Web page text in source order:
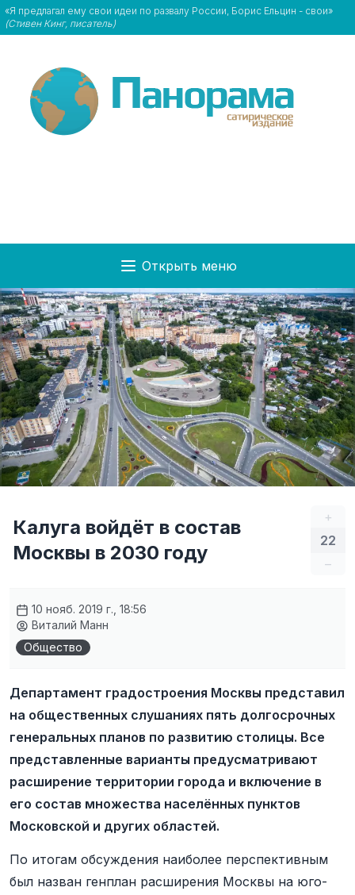
«Я предлагал ему свои идеи по развалу России, Борис Ельцин - свои»
(Стивен Кинг, писатель)
Открыть меню
+
22
–
Калуга войдёт в состав
Москвы в 2030 году
10 нояб. 2019 г., 18:56
Виталий Манн
Общество
Департамент градостроения Москвы представил
на общественных слушаниях пять долгосрочных
генеральных планов по развитию столицы. Все
представленные варианты предусматривают
расширение территории города и включение в
его состав множества населённых пунктов
Московской и других областей.
По итогам обсуждения наиболее перспективным
был назван генплан расширения Москвы на юго-